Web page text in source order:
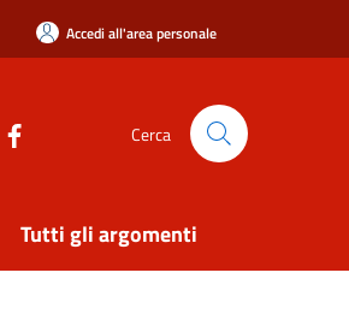
Accedi all'area personale
Cerca
Tutti gli argomenti